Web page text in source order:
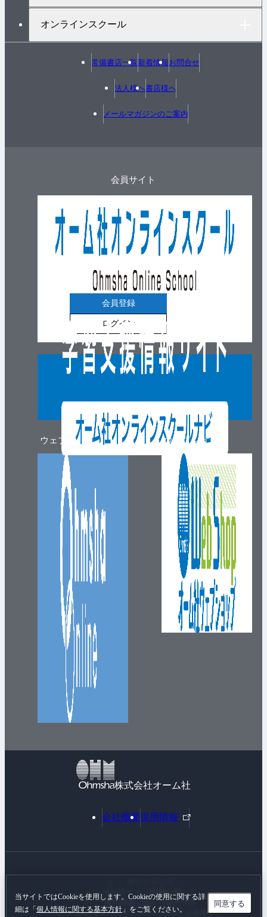
当サイトではCookieを使用します。Cookieの使用に関する詳
細は「 個人情報に関する基本方針 」をご覧ください。
同意する
オンラインスクール
常備書店一覧新着情報お問合せ
法人様へ書店様へ
メールマガジンのご案内
ウェブマガジン
会員サイト
会員登録
ログイン
ウェブショップ
株式会社オーム社
会社概要採用情報
外
部
ン
Webサイトご利用に際して
個人情報に関する基本方針
カスタマーハラスメントに対する基本方針